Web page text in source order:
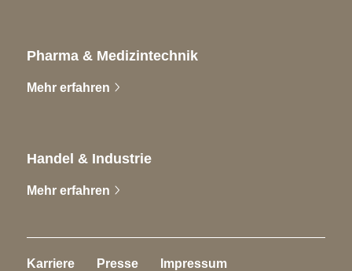
Pharma & Medizintechnik
Mehr erfahren
Handel & Industrie
Mehr erfahren
Karriere Presse Impressum